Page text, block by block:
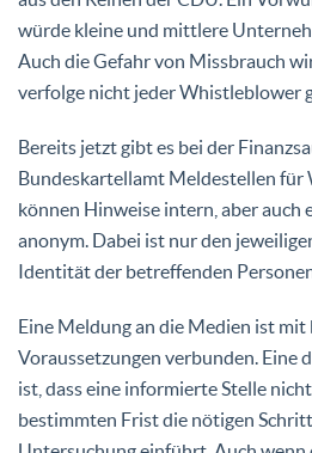
würde kleine und mittlere
Auch die Gefahr von Missbrauch
verfolge nicht jeder Whistleblower
Bereits jetzt gibt es bei der
Bundeskartellamt Meldestellen für
können Hinweise intern, aber auch
anonym. Dabei ist nur den
Identität der betreffenden
Eine Meldung an die Medien ist
Voraussetzungen verbunden. Eine
ist, dass eine informierte Stelle
bestimmten Frist die nötigen